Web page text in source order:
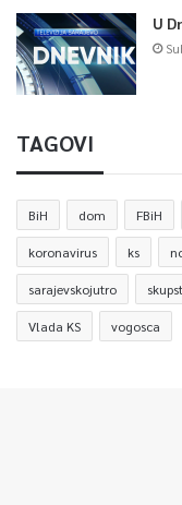
U
TAGOVI
BiH dom FBiH
koronavirus ks
sarajevskojutro
Vlada KS vogosca